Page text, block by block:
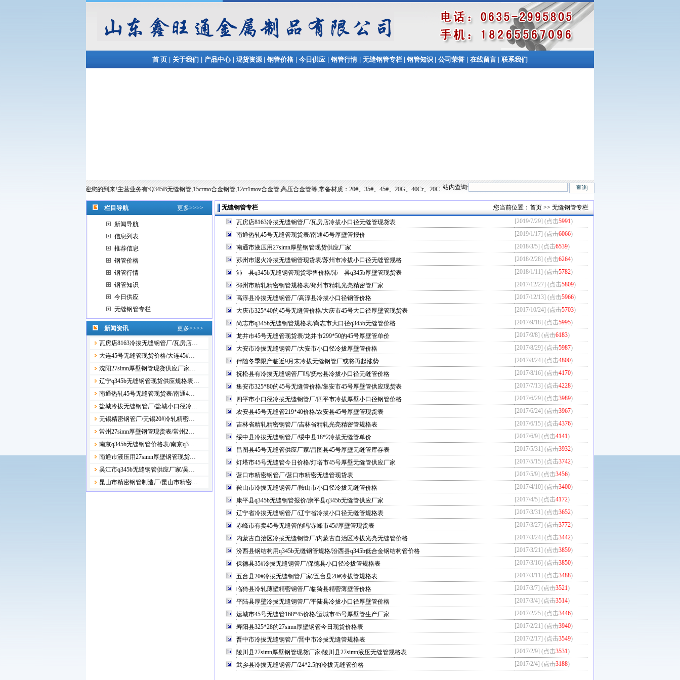
首 页 | 关于我们 | 产品中心| 现货资源 | 钢管价格 | 今日供应 | 钢管行情 | 无缝钢管专栏 | 钢管知识 | 公司荣誉 | 在线留言 | 联系我们
东鑫旺通金属制品有限公司欢迎您的到来!主营业务有:Q345B无缝钢管,15crmo合金钢管,12cr1mov合金管,高压合金管等,常备材质：20#、35#、45#、20G、40Cr、20Cr、16Mn-45Mn、27SiMn、Cr5Mo、12CrMo(T12)、12Cr1MoV、12Cr1MoVG、10CrMo910
站内查询:
栏目导航 更多>>>>
新闻导航
信息列表
推荐信息
钢管价格
钢管行情
钢管知识
今日供应
无缝钢管专栏
新闻资讯 更多>>>>
瓦房店8163冷拔无缝钢管厂/瓦房店…
大连45号无缝管现货价格/大连45#…
沈阳27simn厚壁钢管现货供应厂家…
辽宁q345b无缝钢管现货供应规格表…
南通热轧45号无缝管现货表/南通4…
盐城冷拔无缝钢管厂/盐城小口径冷…
无锡精密钢管厂/无锡20#冷轧精密…
常州27simn厚壁钢管现货表/常州2…
南京q345b无缝钢管价格表/南京q3…
南通市液压用27simn厚壁钢管现货…
吴江市q345b无缝钢管供应厂家/吴…
昆山市精密钢管制造厂/昆山市精密…
无缝钢管专栏 您当前位置： 首页 >> 无缝钢管专栏
瓦房店8163冷拔无缝钢管厂/瓦房店冷拔小口径无缝管现货表 [2019/7/29] (点击5991)
南通热轧45号无缝管现货表/南通45号厚壁管报价
[2019/1/17] (点击6066)
南通市液压用27simn厚壁钢管现货供应厂家
[2018/3/5] (点击6539)
苏州市退火冷拔无缝钢管现货表/苏州市冷拔小口径无缝管规格
[2018/2/28] (点击6264)
沛 县q345b无缝钢管现货零售价格/沛 县q345b厚壁管现货表
[2018/1/11] (点击5782)
邳州市精轧精密钢管规格表/邳州市精轧光亮精密管厂家
[2017/12/27] (点击5809)
高淳县冷拔无缝钢管厂/高淳县冷拔小口径钢管价格
[2017/12/13] (点击5966)
大庆市325*40的45号无缝管价格/大庆市45号大口径厚壁管现货表
[2017/10/24] (点击5703)
尚志市q345b无缝钢管规格表/尚志市大口径q345b无缝管价格
[2017/9/18] (点击5995)
龙井市45号无缝管现货表/龙井市299*50的45号厚壁管单价
[2017/9/8] (点击6183)
大安市冷拔无缝钢管厂/大安市小口径冷拔厚壁管价格
[2017/8/29] (点击5987)
伴随冬季限产临近9月末冷拔无缝钢管厂或将再起涨势
[2017/8/24] (点击4800)
抚松县有冷拔无缝钢管厂吗/抚松县冷拔小口径无缝管价格
[2017/8/16] (点击4170)
集安市325*80的45号无缝管价格/集安市45号厚壁管供应现货表
[2017/7/13] (点击4228)
四平市小口径冷拔无缝钢管厂/四平市冷拔厚壁小口径钢管价格
[2017/6/29] (点击3989)
农安县45号无缝管219*40价格/农安县45号厚壁管现货表
[2017/6/24] (点击3967)
吉林省精轧精密钢管厂/吉林省精轧光亮精密管规格表
[2017/6/15] (点击4376)
绥中县冷拔无缝钢管厂/绥中县18*2冷拔无缝管单价
[2017/6/9] (点击4141)
昌图县45号无缝管供应厂家/昌图县45号厚壁无缝管库存表
[2017/5/31] (点击3932)
灯塔市45号无缝管今日价格/灯塔市45号厚壁无缝管供应厂家
[2017/5/15] (点击3742)
营口市精密钢管厂/营口市精密无缝管现货表
[2017/5/9] (点击3456)
鞍山市冷拔无缝钢管厂/鞍山市小口径冷拔无缝管价格
[2017/4/10] (点击3400)
康平县q345b无缝钢管报价/康平县q345b无缝管供应厂家
[2017/4/5] (点击4172)
辽宁省冷拔无缝钢管厂/辽宁省冷拔小口径无缝管规格表
[2017/3/31] (点击3652)
赤峰市有卖45号无缝管的吗/赤峰市45#厚壁管现货表
[2017/3/27] (点击3772)
内蒙古自治区冷拔无缝钢管厂/内蒙古自治区冷拔光亮无缝管价格
[2017/3/24] (点击3442)
汾西县钢结构用q345b无缝钢管规格/汾西县q345b低合金钢结构管价格
[2017/3/21] (点击3859)
保德县35#冷拔无缝钢管厂/保德县小口径冷拔管规格表
[2017/3/16] (点击3850)
五台县20#冷拔无缝钢管厂家/五台县20#冷拔管规格表
[2017/3/11] (点击3488)
临猗县冷轧薄壁精密钢管厂/临猗县精密薄壁管价格
[2017/3/7] (点击3521)
平陆县厚壁冷拔无缝钢管厂/平陆县冷拔小口径厚壁管价格
[2017/3/4] (点击3514)
运城市45号无缝管168*45价格/运城市45号厚壁管生产厂家
[2017/2/25] (点击3446)
寿阳县325*28的27simn厚壁钢管今日现货价格表
[2017/2/21] (点击3940)
晋中市冷拔无缝钢管厂/晋中市冷拔无缝管规格表
[2017/2/17] (点击3549)
陵川县27simn厚壁钢管现货厂家/陵川县27simn液压无缝管规格表
[2017/2/9] (点击3531)
武乡县冷拔无缝钢管厂/24*2.5的冷拔无缝管价格
[2017/2/4] (点击3188)